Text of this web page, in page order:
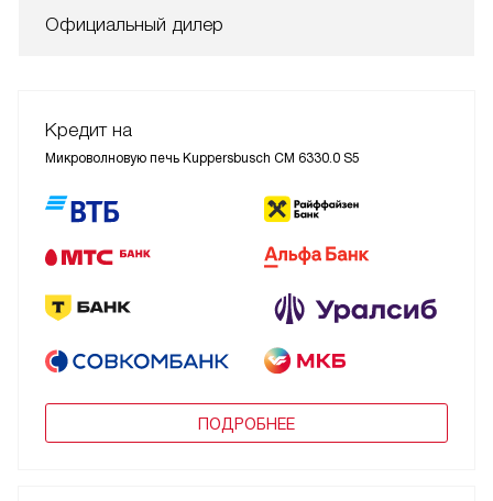
Официальный дилер
Кредит на
Микроволновую печь Kuppersbusch CM 6330.0 S5
ПОДРОБНЕЕ